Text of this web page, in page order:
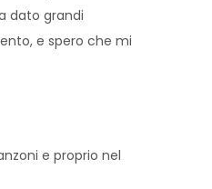
dato grandi
e spero che mi
e proprio nel